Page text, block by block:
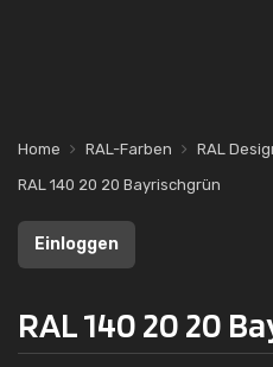
Home RAL-Farben RAL
RAL 140 20 20 Bayrischgrün
Einloggen
RAL 140 20 20